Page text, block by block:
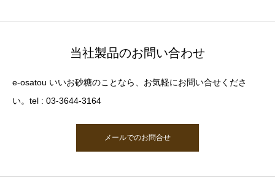
当社製品のお問い合わせ
e-osatou いいお砂糖のことなら、お気軽にお問い合せくださ
い。tel : 03-3644-3164
メールでのお問合せ